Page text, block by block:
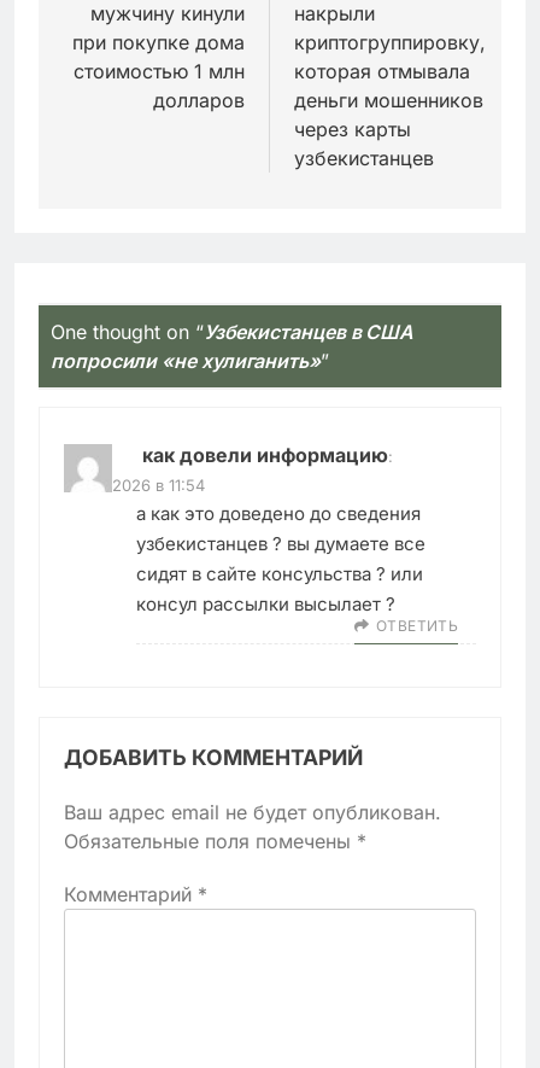
записям
мужчину кинули
при покупке дома
стоимостью 1 млн
долларов
накрыли
криптогруппировку,
которая отмывала
деньги мошенников
через карты
узбекистанцев
One thought on “Узбекистанцев в США
попросили «не хулиганить»”
как довели информацию:
06.06.2026 в 11:54
а как это доведено до сведения
узбекистанцев ? вы думаете все
сидят в сайте консульства ? или
консул рассылки высылает ?
ОТВЕТИТЬ
ДОБАВИТЬ КОММЕНТАРИЙ
Ваш адрес email не будет опубликован.
Обязательные поля помечены *
Комментарий *